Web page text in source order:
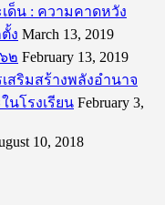
ด็น : ความคาดหวัง
ง March 13, 2019
๒ February 13, 2019
สริมสร้างพลังอำนาจ
นโรงเรียน February 3,
10, 2018